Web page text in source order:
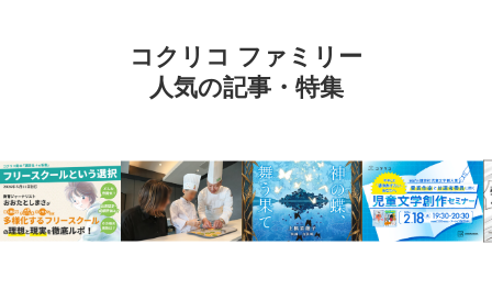
コクリコ ファミリー
人気の記事・特集